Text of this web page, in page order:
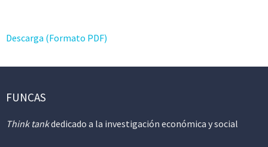
Descarga (Formato PDF)
FUNCAS
Think tankdedicado a la investigación económica y social